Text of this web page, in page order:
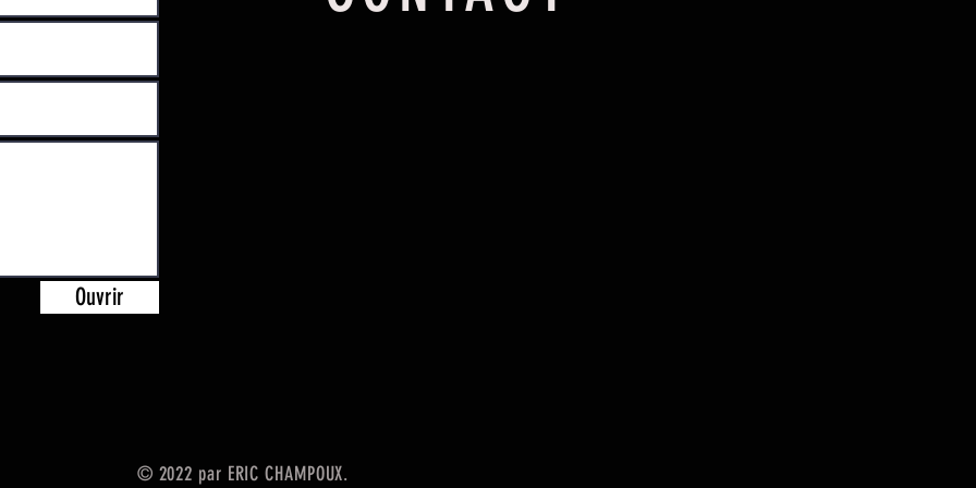
Ouvrir
© 2022 par ERIC CHAMPOUX.